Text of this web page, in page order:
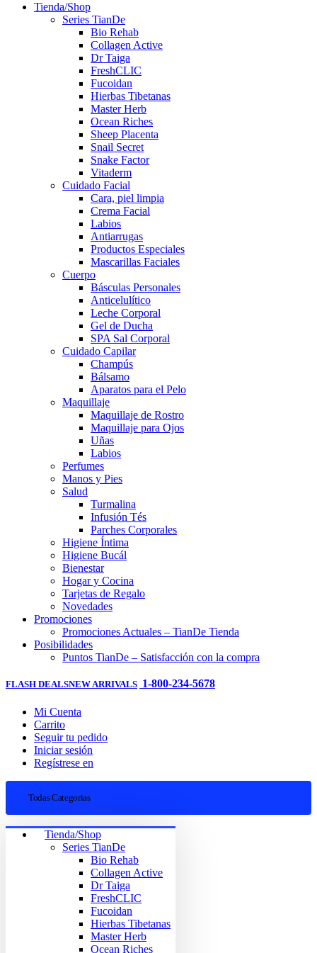
Tienda/Shop
Series TianDe
Bio Rehab
Collagen Active
Dr Taiga
FreshCLIC
Fucoidan
Hierbas Tibetanas
Master Herb
Ocean Riches
Sheep Placenta
Snail Secret
Snake Factor
Vitaderm
Cuidado Facial
Cara, piel limpia
Crema Facial
Labios
Antiarrugas
Productos Especiales
Mascarillas Faciales
Cuerpo
Básculas Personales
Anticelulítico
Leche Corporal
Gel de Ducha
SPA Sal Corporal
Cuidado Capilar
Champús
Bálsamo
Aparatos para el Pelo
Maquillaje
Maquillaje de Rostro
Maquillaje para Ojos
Uñas
Labios
Perfumes
Manos y Pies
Salud
Turmalina
Infusión Tés
Parches Corporales
Higiene Íntima
Higiene Bucál
Bienestar
Hogar y Cocina
Tarjetas de Regalo
Novedades
Promociones
Promociones Actuales – TianDe Tienda
Posibilidades
Puntos TianDe – Satisfacción con la compra
FLASH DEALSNEW ARRIVALS 1-800-234-5678
Mi Cuenta
Carrito
Seguir tu pedido
Iniciar sesión
Regístrese en
Todas Categorias
Tienda/Shop
Series TianDe
Bio Rehab
Collagen Active
Dr Taiga
FreshCLIC
Fucoidan
Hierbas Tibetanas
Master Herb
Ocean Riches